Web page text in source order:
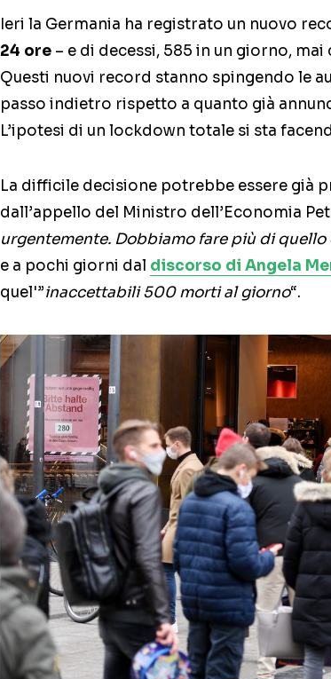
Ieri la Germania ha registrato un nuovo
24 ore – e di decessi, 585 in un giorno,
Questi nuovi record stanno spingendo le
passo indietro rispetto a quanto già
L’ipotesi di un lockdown totale si sta
La difficile decisione potrebbe essere già
dall’appello del Ministro dell’Economia
urgentemente. Dobbiamo fare più di
e a pochi giorni dal discorso di Angela
quel'”inaccettabili 500 morti al giorno“.